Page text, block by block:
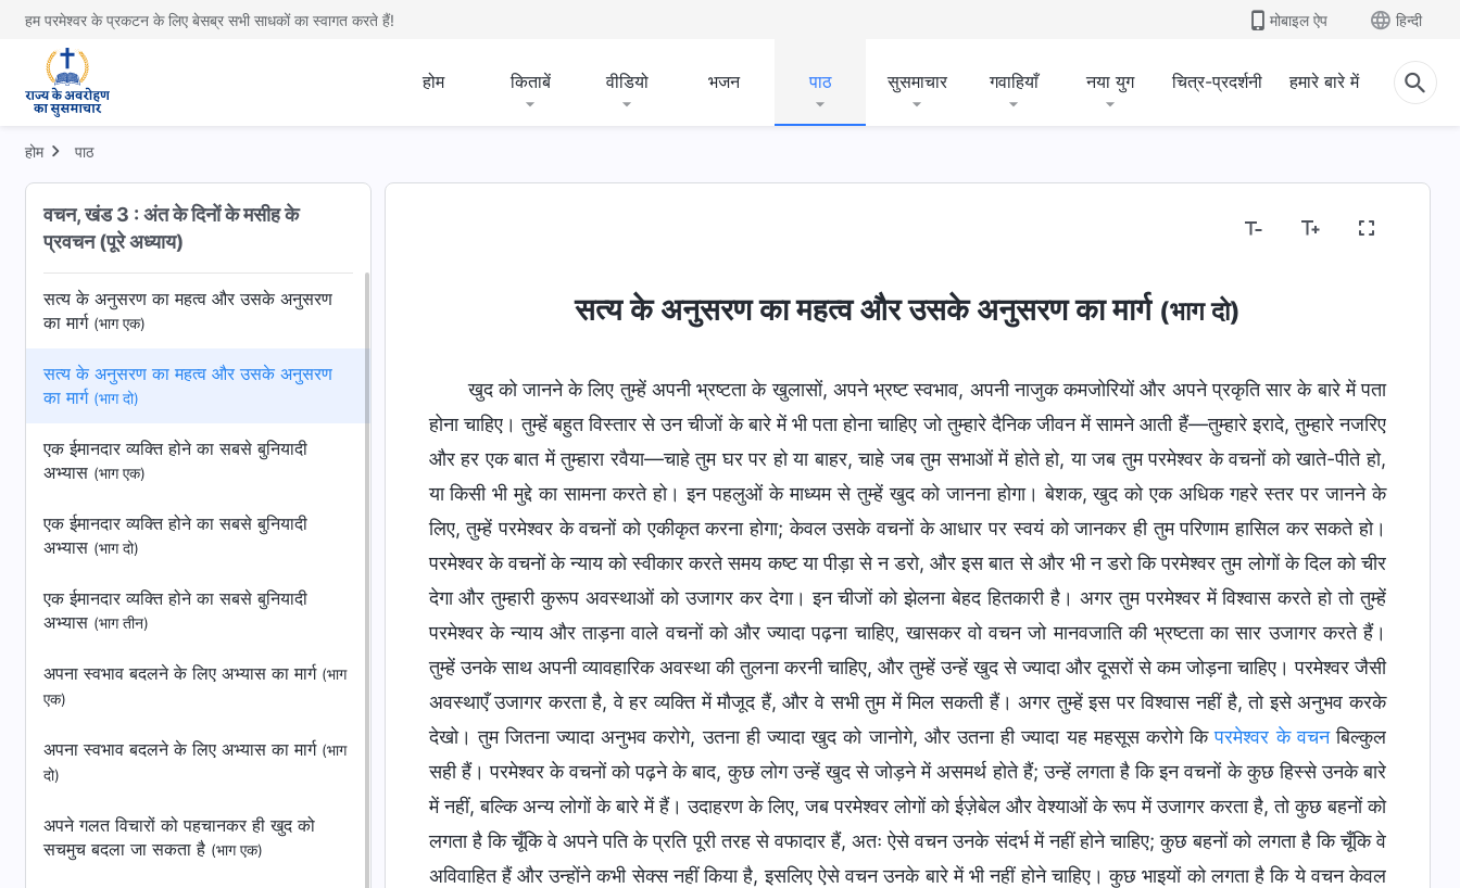
हम परमेश्वर के प्रकटन के लिए बेसब्र सभी साधकों का स्वागत करते हैं! मोबाइल ऐप हिन्दी
होम किताबें वीडियो भजन पाठ सुसमाचार गवाहियाँ नया युग चित्र-प्रदर्शनी हमारे बारे में
होम पाठ
वचन, खंड 3 : अंत के दिनों के मसीह के
प्रवचन (पूरे अध्याय)
सत्य के अनुसरण का महत्व और उसके अनुसरण
का मार्ग (भाग एक)
सत्य के अनुसरण का महत्व और उसके अनुसरण
का मार्ग (भाग दो)
एक ईमानदार व्यक्ति होने का सबसे बुनियादी
अभ्यास (भाग एक)
एक ईमानदार व्यक्ति होने का सबसे बुनियादी
अभ्यास (भाग दो)
एक ईमानदार व्यक्ति होने का सबसे बुनियादी
अभ्यास (भाग तीन)
अपना स्वभाव बदलने के लिए अभ्यास का मार्ग (भाग
एक)
अपना स्वभाव बदलने के लिए अभ्यास का मार्ग (भाग
दो)
अपने गलत विचारों को पहचानकर ही खुद को
सचमुच बदला जा सकता है (भाग एक)
सत्य के अनुसरण का महत्व और उसके अनुसरण का मार्ग (भाग दो)
खुद को जानने के लिए तुम्हें अपनी भ्रष्टता के खुलासों, अपने भ्रष्ट स्वभाव, अपनी नाजुक कमजोरियों और अपने प्रकृति सार के बारे में पता
होना चाहिए। तुम्हें बहुत विस्तार से उन चीजों के बारे में भी पता होना चाहिए जो तुम्हारे दैनिक जीवन में सामने आती हैं—तुम्हारे इरादे, तुम्हारे नजरिए
और हर एक बात में तुम्हारा रवैया—चाहे तुम घर पर हो या बाहर, चाहे जब तुम सभाओं में होते हो, या जब तुम परमेश्वर के वचनों को खाते-पीते हो,
या किसी भी मुद्दे का सामना करते हो। इन पहलुओं के माध्यम से तुम्हें खुद को जानना होगा। बेशक, खुद को एक अधिक गहरे स्तर पर जानने के
लिए, तुम्हें परमेश्वर के वचनों को एकीकृत करना होगा; केवल उसके वचनों के आधार पर स्वयं को जानकर ही तुम परिणाम हासिल कर सकते हो।
परमेश्वर के वचनों के न्याय को स्वीकार करते समय कष्ट या पीड़ा से न डरो, और इस बात से और भी न डरो कि परमेश्वर तुम लोगों के दिल को चीर
देगा और तुम्हारी कुरूप अवस्थाओं को उजागर कर देगा। इन चीजों को झेलना बेहद हितकारी है। अगर तुम परमेश्वर में विश्वास करते हो तो तुम्हें
परमेश्वर के न्याय और ताड़ना वाले वचनों को और ज्यादा पढ़ना चाहिए, खासकर वो वचन जो मानवजाति की भ्रष्टता का सार उजागर करते हैं।
तुम्हें उनके साथ अपनी व्यावहारिक अवस्था की तुलना करनी चाहिए, और तुम्हें उन्हें खुद से ज्यादा और दूसरों से कम जोड़ना चाहिए। परमेश्वर जैसी
अवस्थाएँ उजागर करता है, वे हर व्यक्ति में मौजूद हैं, और वे सभी तुम में मिल सकती हैं। अगर तुम्हें इस पर विश्वास नहीं है, तो इसे अनुभव करके
देखो। तुम जितना ज्यादा अनुभव करोगे, उतना ही ज्यादा खुद को जानोगे, और उतना ही ज्यादा यह महसूस करोगे किपरमेश्वर के वचनबिल्कुल
सही हैं। परमेश्वर के वचनों को पढ़ने के बाद, कुछ लोग उन्हें खुद से जोड़ने में असमर्थ होते हैं; उन्हें लगता है कि इन वचनों के कुछ हिस्से उनके बारे
में नहीं, बल्कि अन्य लोगों के बारे में हैं। उदाहरण के लिए, जब परमेश्वर लोगों को ईज़ेबेल और वेश्याओं के रूप में उजागर करता है, तो कुछ बहनों को
लगता है कि चूँकि वे अपने पति के प्रति पूरी तरह से वफादार हैं, अतः ऐसे वचन उनके संदर्भ में नहीं होने चाहिए; कुछ बहनों को लगता है कि चूँकि वे
अविवाहित हैं और उन्होंने कभी सेक्स नहीं किया है, इसलिए ऐसे वचन उनके बारे में भी नहीं होने चाहिए। कुछ भाइयों को लगता है कि ये वचन केवल